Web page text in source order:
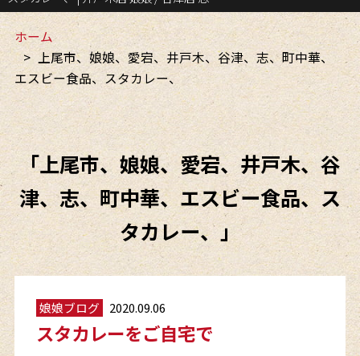
ホーム
上尾市、娘娘、愛宕、井戸木、谷津、志、町中華、
エスビー食品、スタカレー、
「上尾市、娘娘、愛宕、井戸木、谷
津、志、町中華、エスビー食品、ス
タカレー、」
娘娘ブログ 2020.09.06
スタカレーをご自宅で